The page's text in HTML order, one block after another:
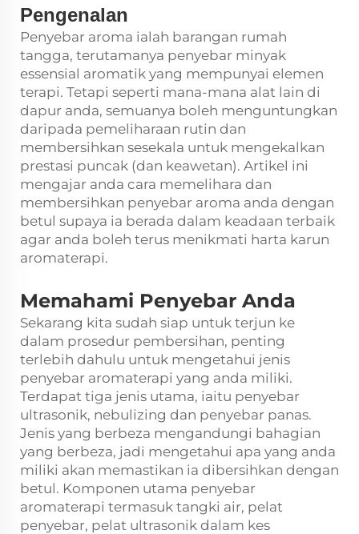
Pengenalan
Penyebar aroma ialah barangan rumah
tangga, terutamanya penyebar minyak
essensial aromatik yang mempunyai elemen
terapi. Tetapi seperti mana-mana alat lain di
dapur anda, semuanya boleh menguntungkan
daripada pemeliharaan rutin dan
membersihkan sesekala untuk mengekalkan
prestasi puncak (dan keawetan). Artikel ini
mengajar anda cara memelihara dan
membersihkan penyebar aroma anda dengan
betul supaya ia berada dalam keadaan terbaik
agar anda boleh terus menikmati harta karun
aromaterapi.
Memahami Penyebar Anda
Sekarang kita sudah siap untuk terjun ke
dalam prosedur pembersihan, penting
terlebih dahulu untuk mengetahui jenis
penyebar aromaterapi yang anda miliki.
Terdapat tiga jenis utama, iaitu penyebar
ultrasonik, nebulizing dan penyebar panas.
Jenis yang berbeza mengandungi bahagian
yang berbeza, jadi mengetahui apa yang anda
miliki akan memastikan ia dibersihkan dengan
betul. Komponen utama penyebar
aromaterapi termasuk tangki air, pelat
penyebar, pelat ultrasonik dalam kes